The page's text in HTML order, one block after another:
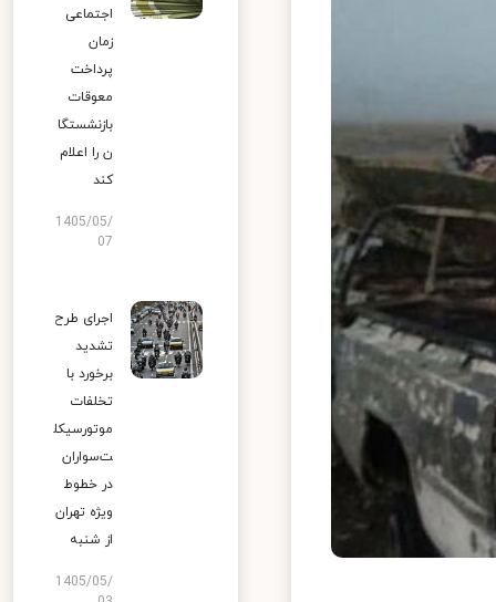
اجتماعی
زمان
پرداخت
معوقات
بازنشستگا
ن را اعلام
کند
1405/05/
07
اجرای طرح
تشدید
برخورد با
تخلفات
موتورسیکل
ت‌سواران
در خطوط
ویژه تهران
از شنبه
1405/05/